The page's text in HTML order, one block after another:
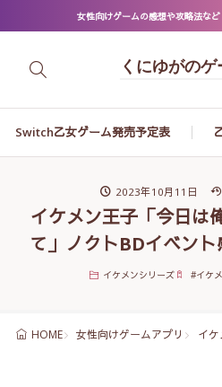
女性向けゲームの感想や攻略法な
くにゆがの
Switch乙女ゲーム発売予定表
2023年10月11日
イケメン王子「今日は
て」ノクトBDイベン
イケメンシリーズ #イケ
HOME 女性向けゲームアプリ イ